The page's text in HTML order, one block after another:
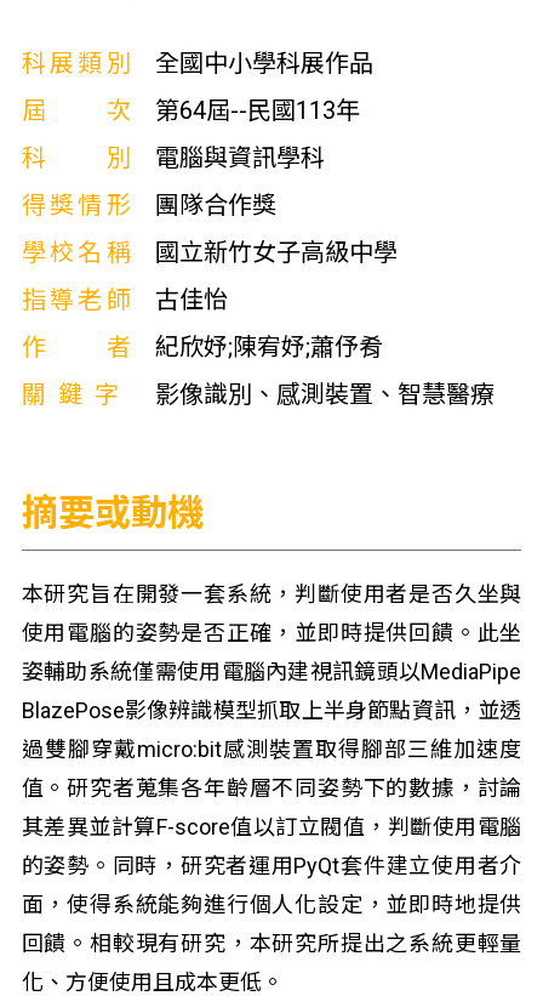
科展類別
全國中小學科展作品
屆次
第64屆--民國113年
科別
電腦與資訊學科
得獎情形
團隊合作獎
學校名稱
國立新竹女子高級中學
指導老師
古佳怡
作者
紀欣妤;陳宥妤;蕭伃肴
關鍵字
影像識別、感測裝置、智慧醫療
摘要或動機
本研究旨在開發一套系統，判斷使用者是否久坐與
使用電腦的姿勢是否正確，並即時提供回饋。此坐
姿輔助系統僅需使用電腦內建視訊鏡頭以MediaPipe
BlazePose影像辨識模型抓取上半身節點資訊，並透
過雙腳穿戴micro:bit感測裝置取得腳部三維加速度
值。研究者蒐集各年齡層不同姿勢下的數據，討論
其差異並計算F-score值以訂立閥值，判斷使用電腦
的姿勢。同時，研究者運用PyQt套件建立使用者介
面，使得系統能夠進行個人化設定，並即時地提供
回饋。相較現有研究，本研究所提出之系統更輕量
化、方便使用且成本更低。